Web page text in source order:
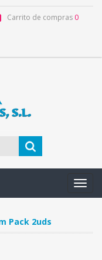
Carrito de compras 0
Pack 2uds